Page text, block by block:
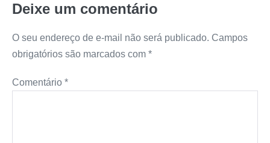
Deixe um comentário
O seu endereço de e-mail não será publicado. Campos
obrigatórios são marcados com *
Comentário *